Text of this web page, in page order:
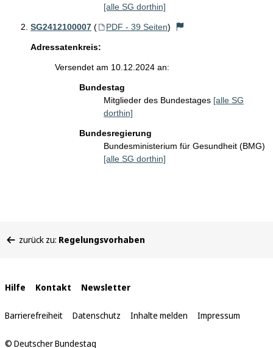
[alle SG dorthin]
SG2412100007 ( PDF - 39 Seiten)
Adressatenkreis:
Versendet am 10.12.2024 an:
Bundestag
Mitglieder des Bundestages [alle SG
dorthin]
Bundesregierung
Bundesministerium für Gesundheit (BMG)
[alle SG dorthin]
befinden
zurück zu: Regelungsvorhaben
Interne
Links
Hilfe Kontakt Newsletter
Barrierefreiheit Datenschutz Inhalte melden Impressum
© Deutscher Bundestag